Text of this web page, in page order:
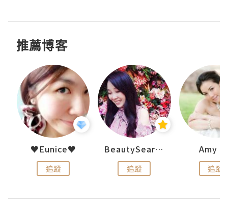
推薦博客
♥Eunice♥
追蹤
BeautySearch
追蹤
Amy
追蹤